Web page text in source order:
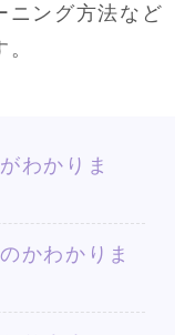
ニング方法など
わかりま
かわかりま